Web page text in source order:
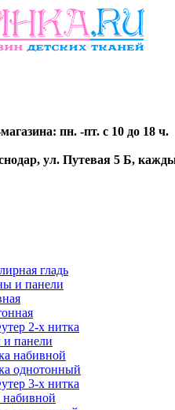
пн. -пт. с 10 до 18 ч.
ул. Путевая 5 Б,
гладь
и панели
2-х нитка
панели
набивной
однотонный
3-х нитка
набивной